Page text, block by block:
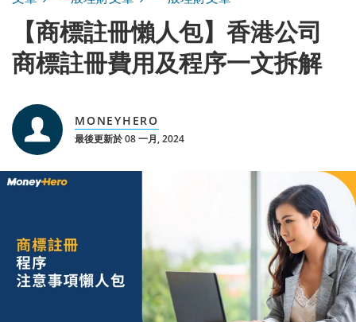
【商標註冊懶人包】香港公司
商標註冊費用及程序一文拆解
MONEYHERO
最後更新於 08 一月, 2024